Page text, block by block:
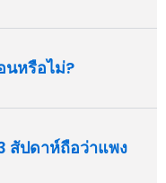
หรือไม่?
สัปดาห์ถือว่าแพง